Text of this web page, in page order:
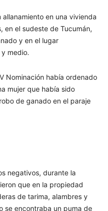
en una vivienda
en el sudeste de Tucumán,
y en el lugar
medio.
Nominación había ordenado
mujer que había sido
de ganado en el paraje
negativos, durante la
que en la propiedad
de tarima, alambres y
se encontraba un puma de